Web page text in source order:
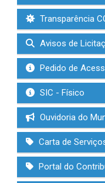
Transparência
Avisos de
Pedido de
SIC - Físico
Ouvidoria do
Carta de
Portal do